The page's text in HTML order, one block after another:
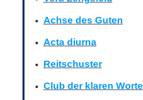
Achse des Guten
Acta diurna
Reitschuster
Club der klaren Worte